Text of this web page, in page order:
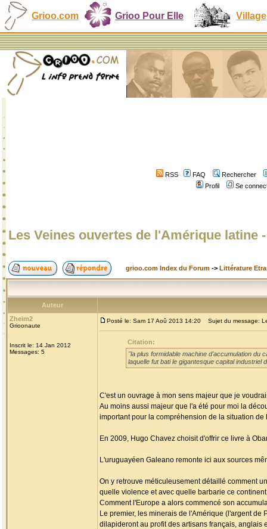
Grioo.com Grioo Pour Elle Village
RSS FAQ
Rechercher
Profil
Se
Les Veines ouvertes de l'Amérique latine
grioo.com Index du Forum -> Littérature
Auteur
Zheim2
Grioonaute
Inscrit le: 14 Jan 2012
Messages: 5
Posté le: Sam 17 Aoû 2013 14:20 Sujet du message:
Citation:
"la plus formidable machine d'accumulation du
laquelle fut bati le gigantesque capital industriel
C'est un ouvrage à mon sens majeur que je
Au moins aussi majeur que l'a été pour moi la
important pour la compréhension de la situation
En 2009, Hugo Chavez choisit d'offrir ce livre à
L'uruguayéen Galeano remonte ici aux sources
On y retrouve méticuleusement détaillé comment
quelle violence et avec quelle barbarie ce
Comment l'Europe a alors commencé son
Le premier, les minerais de l'Amérique (l'argent
dilapideront au profit des artisans français,